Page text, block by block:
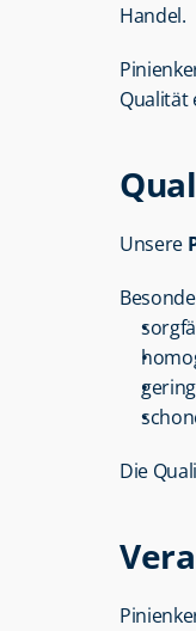
Handel.
Qualität
Unsere
Die